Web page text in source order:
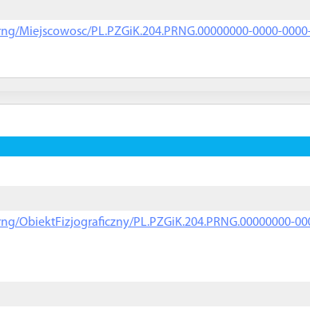
Miejscowosc/PL.PZGiK.204.PRNG.00000000-0000-
ObiektFizjograficzny/PL.PZGiK.204.PRNG.00000000-